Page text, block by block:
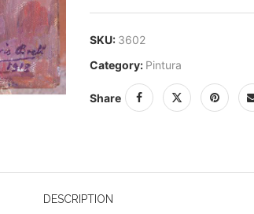
SKU: 3602
Category: Pintura
Share
DESCRIPTION